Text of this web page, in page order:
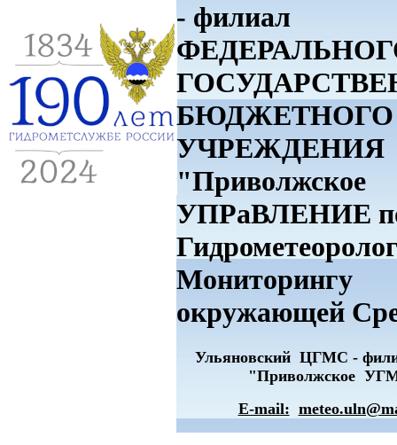
- филиал
БЮДЖЕТНОГО
УЧРЕЖДЕНИЯ
"Приволжское
УПРаВЛЕНИЕ
Мониторингу
окружающей
Ульяновский ЦГМС -
"Приволжское
E-mail: